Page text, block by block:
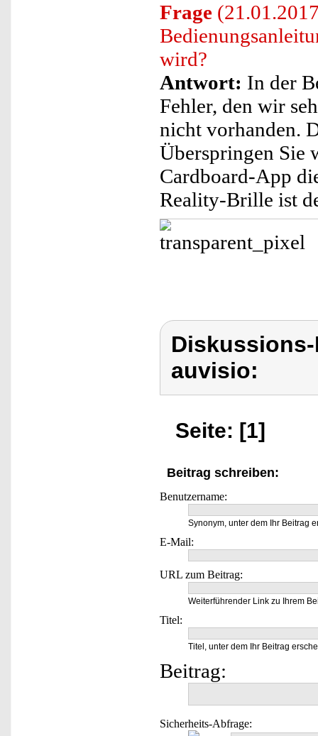
Frage
wird?
Antwort: In der
Fehler, den wir
nicht vorhanden.
Überspringen Sie
Cardboard-App
Reality-Brille ist
auvisio:
Seite: [1]
Beitrag schreiben:
Benutzername:
Synonym, unter dem Ihr Beitrag
E-Mail:
URL zum Beitrag:
Weiterführender Link zu Ihrem
Titel:
Titel, unter dem Ihr Beitrag
Beitrag:
Sicherheits-Abfrage: